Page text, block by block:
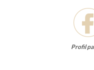
Profil